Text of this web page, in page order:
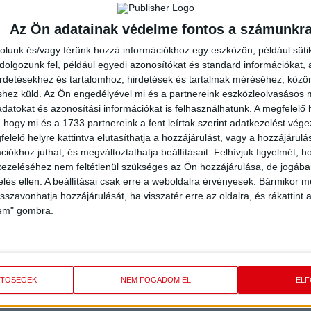
Az Ön adatainak védelme fontos a
és/vagy férünk hozzá információkhoz egy eszközön, például
fel, például egyedi azonosítókat és standard információkat,
és tartalomhoz, hirdetések és tartalmak méréséhez,
küld. Az Ön engedélyével mi és a partnereink eszközleolvasásos
és azonosítási információkat is felhasználhatunk. A megfelelő
hogy mi és a 1733 partnereink a fent leírtak szerint adatkezelést
helyre kattintva elutasíthatja a hozzájárulást, vagy a
juthat, és megváltoztathatja beállításait. Felhívjuk figyelmét,
nem feltétlenül szükséges az Ön hozzájárulása, de
ellen. A beállításai csak erre a weboldalra érvényesek. Bármikor
hozzájárulását, ha visszatér erre az oldalra, és rákattint
gombra.
NEM FOGADOM EL
pontatlanság – kezdett bele a mérkőzés elemzésébe
felpörögve, mint szoktunk, így sok hibát vétettünk, de
mérkőzések mindig jobbak legyenek.”
győzelemmel és négy vereséggel áll jelenleg, legutóbb a
A tavalyi évben magabiztosan győztek a
Dorina. Remélhetőleg ezúttal is menni fog a mieinknek a
előző mérkőzésen, magasabb hőfokra kell kapcsolnunk
el a „receptet” az átlövő. – Az ellenfél védekezése és
ezt valahogy meg kell bontani, védekezésben pedig
rovatában is szerepelt, a felnőtt válogatott Kovács
élvezte a fiatal játékos, aki riporteri szerepben is